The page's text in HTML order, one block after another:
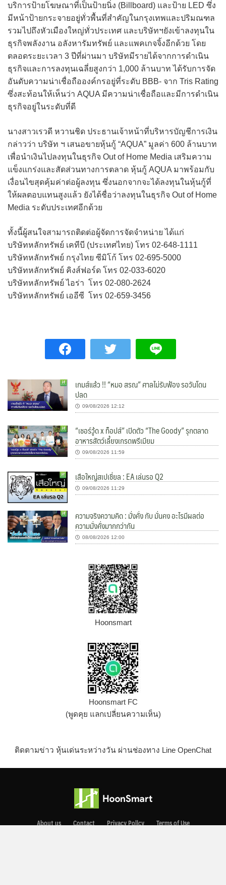
บริการป้ายโฆษณาที่เป็นป้ายนิ่ง (Billboard) และป้าย LED ซึ่ง
มีหน้าป้ายกระจายอยู่ทั่วพื้นที่สำคัญในกรุงเทพและปริมณฑล
รวมไปถึงหัวเมืองใหญ่ทั่วประเทศ และบริษัทฯยังเข้าลงทุนใน
ธุรกิจพลังงาน อลังหารัมทรัพย์ และแพคเกจจิ้งอีกด้วย โดย
ตลอดระยะเวลา 3 ปีที่ผ่านมา บริษัทมีรายได้จากการดำเนิน
ธุรกิจและการลงทุนเฉลี่ยสูงกว่า 1,000 ล้านบาท ได้รับการจัด
อันดับความน่าเชื่อถือองค์กรอยู่ที่ระดับ BBB- จาก Tris Rating
ซึ่งสะท้อนให้เห็นว่า AQUA มีความน่าเชื่อถือและมีการดำเนิน
ธุรกิจอยู่ในระดับที่ดี
นางสาวเรวดี หวานชิด ประธานเจ้าหน้าที่บริหารบัญชีการเงิน
กล่าวว่า บริษัท ฯ เสนอขายหุ้นกู้ “AQUA” มูลค่า 600 ล้านบาท
เพื่อนำเงินไปลงทุนในธุรกิจ Out of Home Media เสริมความ
แข็งแกร่งและสัดส่วนทางการตลาด หุ้นกู้ AQUA มาพร้อมกับ
เงื่อนไขสุดคุ้มค่าต่อผู้ลงทุน ซึ่งนอกจากจะได้ลงทุนในหุ้นกู้ที่
ให้ผลตอบแทนสูงแล้ว ยังได้ชื่อว่าลงทุนในธุรกิจ Out of Home
Media ระดับประเทศอีกด้วย
ทั้งนี้ผู้สนใจสามารถติดต่อผู้จัดการจัดจำหน่าย ได้แก่
บริษัทหลักทรัพย์ เคทีบี (ประเทศไทย) โทร 02-648-1111
บริษัทหลักทรัพย์ กรุงไทย ซีมิโก้ โทร 02-695-5000
บริษัทหลักทรัพย์ คิงส์ฟอร์ด โทร 02-033-6020
บริษัทหลักทรัพย์ ไอร่า โทร 02-080-2624
บริษัทหลักทรัพย์ เออีซี โทร 02-659-3456
เกมส์แล้ว !! “หมอ สรณ” ศาลไม่รับฟ้อง รอวันโดน
ปลด
09/08/2026 12:12
“เชอร์วู้ด x ท็อปส์” เปิดตัว “The Goody” รุกตลาด
อาหารสัตว์เลี้ยงเกรดพรีเมียม
09/08/2026 11:59
เสือใหญ่สเปเชี่ยล : EA เล่นรอ Q2
09/08/2026 11:29
ความจริงความคิด : มั่งคั่ง กับ มั่นคง อะไรมีผลต่อ
ความมั่งคั่งมากกว่ากัน
08/08/2026 12:00
Hoonsmart
Hoonsmart FC
(พูดคุย แลกเปลี่ยนความเห็น)
ติดตามข่าว หุ้นเด่นระหว่างวัน ผ่านช่องทาง Line OpenChat
About us Contact Privacy Pollcy Terms of Use